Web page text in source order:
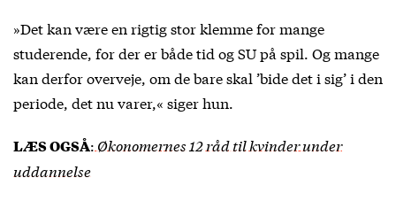
»Det kan være en rigtig stor klemme for mange
studerende, for der er både tid og SU på spil. Og mange
kan derfor overveje, om de bare skal ’bide det i sig’ i den
periode, det nu varer,« siger hun.
LÆS OGSÅ: Økonomernes 12 råd til kvinder under
uddannelse